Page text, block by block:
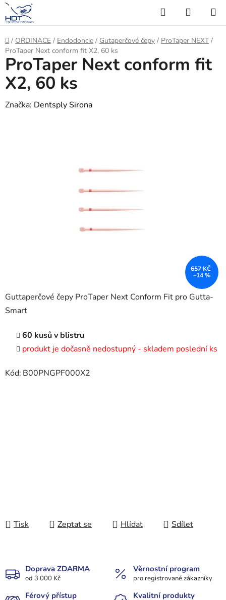
Přejít
na
obsah
Hledat
KOŠÍK
Domů
/ ORDINACE / Endodoncie / Gutaperčové čepy / ProTaper NEXT /
ProTaper Next conform fit X2, 60 ks
Guttaperčové čepy ProTaper Next Conform Fit pro Gutta-
Smart
60 kusů v blistru
produkt je dočasně nedostupný - skladem poslední ks
Kód: B00PNGPF000X2
Tisk Zeptat se Hlídat Sdílet
ProTaper Next conform fit
X2, 60 ks
Značka: Dentsply Sirona
657 KČ
–14 %
Doprava ZDARMA
od 3 000 Kč
Věrnostní program
pro registrované zákazníky
Férový přístup Kvalitní produkty